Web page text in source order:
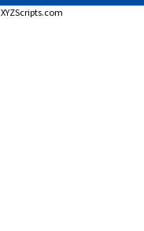
XYZScripts.com